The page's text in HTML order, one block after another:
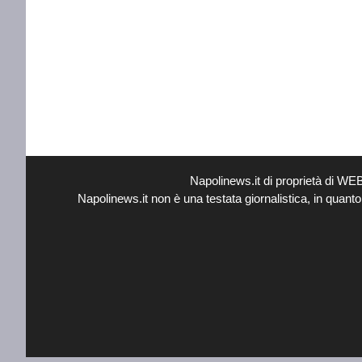
Napolinews.it di proprietà di
Napolinews.it non è una testata giornalistica, in